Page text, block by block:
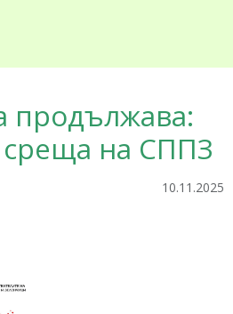
продължава:
на СППЗ
10.11.2025